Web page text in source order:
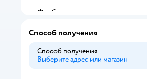
Футболки и топы
Жилеты
Спортивная одежда
Способ получения
Способ получения
Выберите адрес или магазин
Способ получения